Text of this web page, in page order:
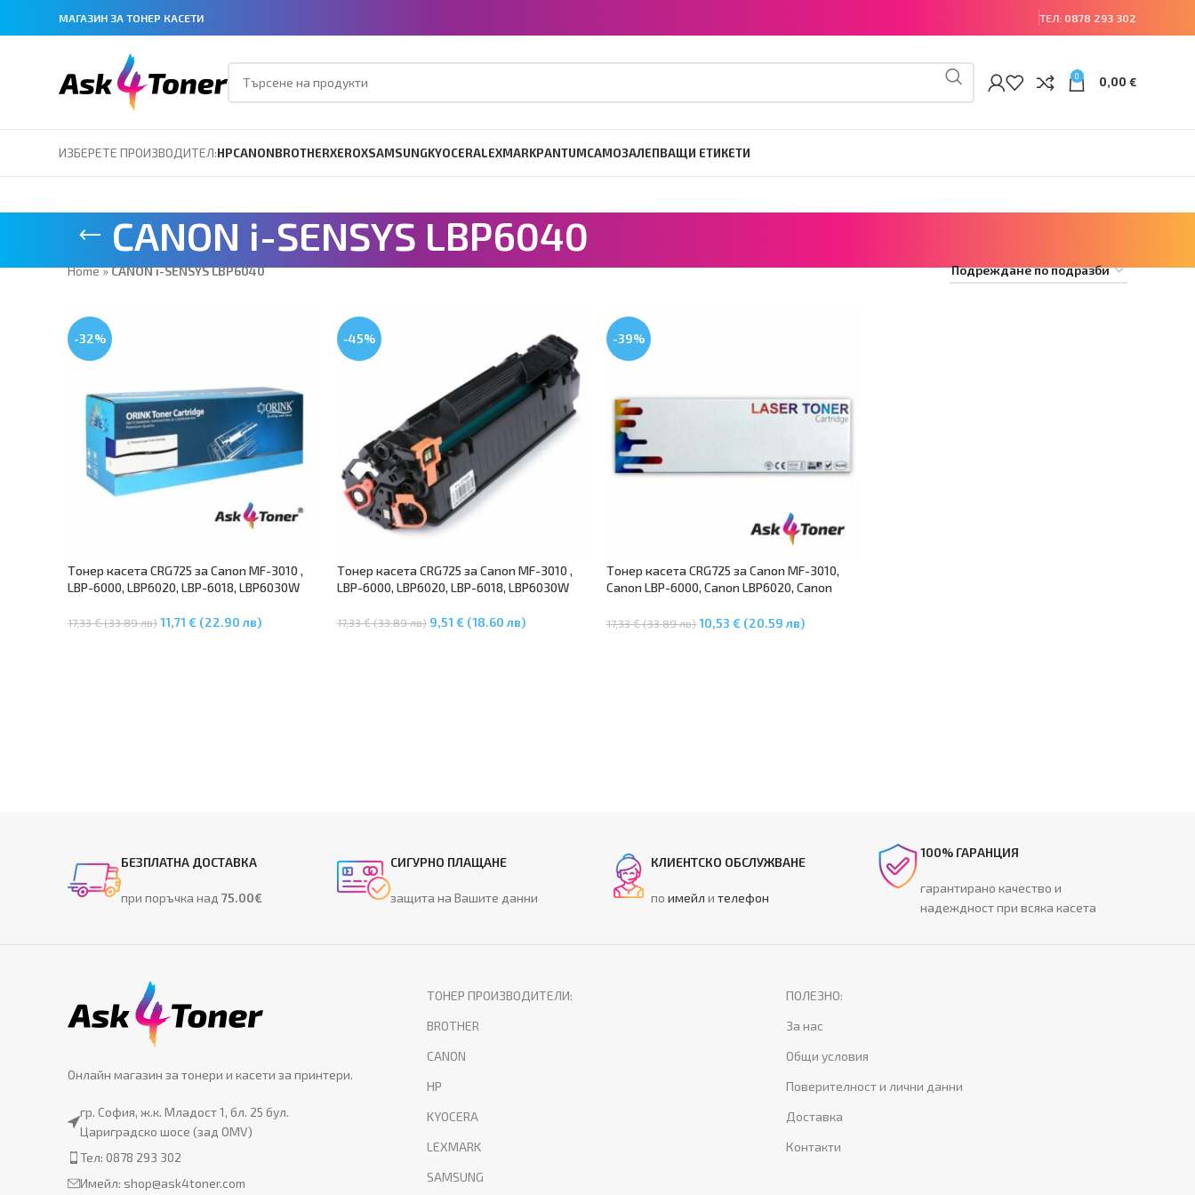
МАГАЗИН ЗА ТОНЕР КАСЕТИ ТЕЛ: 0878 293 302
0 0,00 €
ИЗБЕРЕТЕ ПРОИЗВОДИТЕЛ:HPCANONBROTHERXEROXSAMSUNGKYOCERALEXMARKPANTUMСАМОЗАЛЕПВАЩИ ЕТИКЕТИ
CANON i-SENSYS LBP6040
Home»CANON i-SENSYS LBP6040
-32%
Tонер касета CRG725 за Canon MF-3010 ,
LBP-6000, LBP6020, LBP-6018, LBP6030W
17,33 € (33.89 лв)11,71 € (22.90 лв)
-45%
Tонер касета CRG725 за Canon MF-3010 ,
LBP-6000, LBP6020, LBP-6018, LBP6030W
17,33 € (33.89 лв) 9,51 € (18.60 лв)
-39%
Tонер касета CRG725 за Canon MF-3010,
Canon LBP-6000, Canon LBP6020, Canon
17,33 € (33.89 лв)10,53 € (20.59 лв)
БЕЗПЛАТНА ДОСТАВКА
при поръчка над 75.00€
СИГУРНО ПЛАЩАНЕ
защита на Вашите данни
КЛИЕНТСКО ОБСЛУЖВАНЕ
по имейл и телефон
100% ГАРАНЦИЯ
гарантирано качество и
надеждност при всяка касета
Онлайн магазин за тонери и касети за принтери.
гр. София, ж.к. Младост 1, бл. 25 бул.
Цариградско шосе (зад OMV)
Тел: 0878 293 302
Имейл: shop@ask4toner.com
ТОНЕР ПРОИЗВОДИТЕЛИ:
BROTHER
CANON
HP
KYOCERA
LEXMARK
SAMSUNG
ПОЛЕЗНО:
За нас
Общи условия
Поверителност и лични данни
Доставка
Контакти